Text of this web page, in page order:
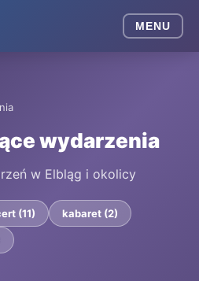
MENU
wydarzenia
w Elbląg i okolicy
(11) kabaret (2)